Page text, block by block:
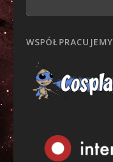
WSPÓŁPRACUJEMY